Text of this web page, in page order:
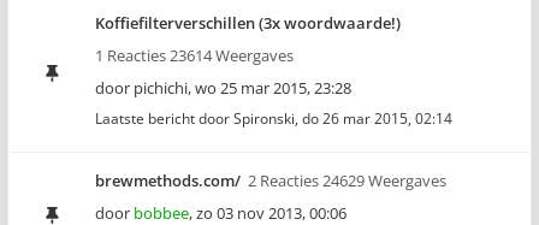
Koffiefilterverschillen (3x woordwaarde!)
1 Reacties 23614 Weergaves
door pichichi,wo 25 mar 2015, 23:28
Laatste bericht doorSpironski, do 26 mar 2015, 02:14
brewmethods.com/ 2 Reacties 24629 Weergaves
door bobbee,zo 03 nov 2013, 00:06